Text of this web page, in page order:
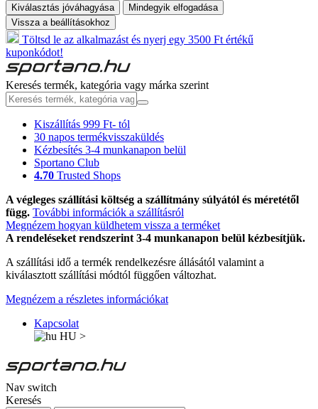
Kiválasztás jóváhagyása
Mindegyik elfogadása
Vissza a beállításokhoz
Töltsd le az alkalmazást és nyerj egy 3500 Ft értékű
kuponkódot!
Keresés termék, kategória vagy márka szerint
Kiszállítás 999 Ft- tól
30 napos termékvisszaküldés
Kézbesítés 3-4 munkanapon belül
Sportano Club
4.70 Trusted Shops
A végleges szállítási költség a szállítmány súlyától és méretétől
függ. További információk a szállításról
Megnézem hogyan küldhetem vissza a terméket
A rendeléseket rendszerint 3-4 munkanapon belül kézbesítjük.
A szállítási idő a termék rendelkezésre állásától valamint a
kiválasztott szállítási módtól függően változhat.
Megnézem a részletes információkat
Kapcsolat
HU >
Nav switch
Keresés